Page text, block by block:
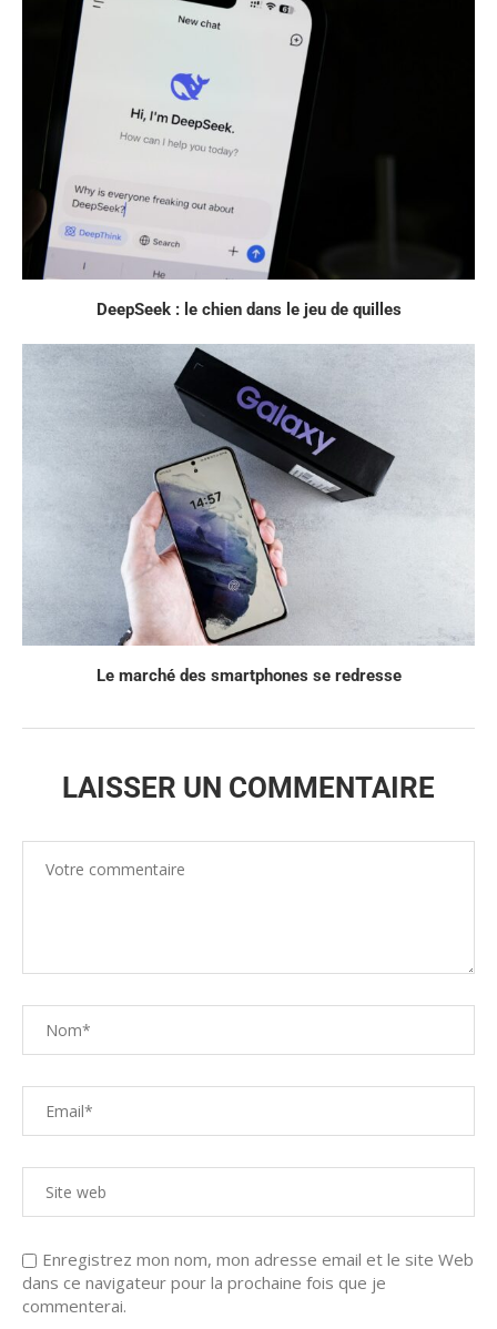
DeepSeek : le chien dans le jeu de quilles
Le marché des smartphones se redresse
LAISSER UN COMMENTAIRE
Enregistrez mon nom, mon adresse email et le site Web
dans ce navigateur pour la prochaine fois que je
commenterai.